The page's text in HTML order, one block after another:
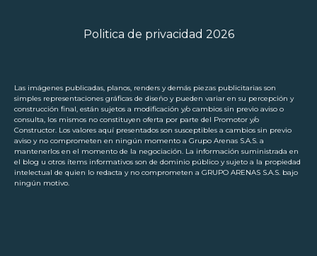
Politica de privacidad 2026
Las imágenes publicadas, planos, renders y demás piezas publicitarias son
simples representaciones gráficas de diseño y pueden variar en su percepción y
construcción final, están sujetos a modificación y/o cambios sin previo aviso o
consulta, los mismos no constituyen oferta por parte del Promotor y/o
Constructor. Los valores aquí presentados son susceptibles a cambios sin previo
aviso y no comprometen en ningún momento a Grupo Arenas S.A.S. a
mantenerlos en el momento de la negociación. La información suministrada en
el blog u otros ítems informativos son de dominio público y sujeto a la propiedad
intelectual de quien lo redacta y no comprometen a GRUPO ARENAS S.A.S. bajo
ningún motivo.